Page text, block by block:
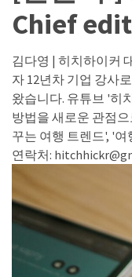
Chief
김다영 | 히치하이커
자 12년차 기업 강사
왔습니다. 유튜브 '히
방법을 새로운 관점
꾸는 여행 트렌드', '
연락처: